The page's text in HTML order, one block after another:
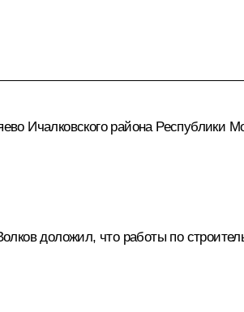
Ичалковского района Республики
доложил, что работы по